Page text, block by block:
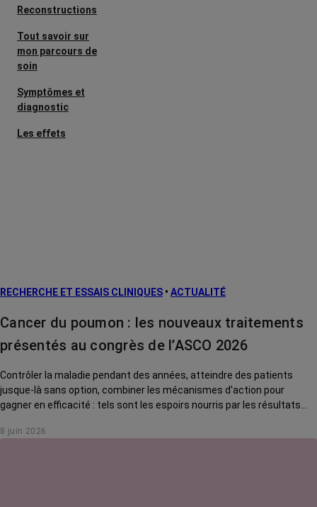
Reconstructions
Tout savoir sur
mon parcours de
soin
Symptômes et
diagnostic
Les effets
Traitements
La vie autour
RECHERCHE ET ESSAIS CLINIQUES • ACTUALITÉ
Cancer du poumon : les nouveaux traitements
présentés au congrès de l’ASCO 2026
Contrôler la maladie pendant des années, atteindre des patients
jusque-là sans option, combiner les mécanismes d'action pour
gagner en efficacité : tels sont les espoirs nourris par les résultats
(Chicago) pour le cancer du poumon. Tour d'horizon des avancées qui
8 juin 2026